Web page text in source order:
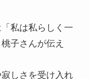
私は私らしく一
子さんが伝え
しさを受け入れ